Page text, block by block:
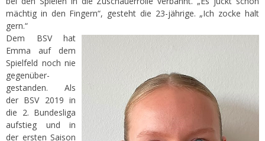
mächtig in den Fingern“, gesteht die 23-jährige. „Ich zocke halt
gern.“
Dem BSV hat
Emma auf dem
Spielfeld noch nie
gegenüber-
gestanden. Als
der BSV 2019 in
die 2. Bundesliga
aufstieg und in
der ersten Saison